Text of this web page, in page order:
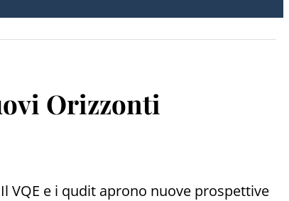
Orizzonti
VQE e i qudit aprono nuove prospettive